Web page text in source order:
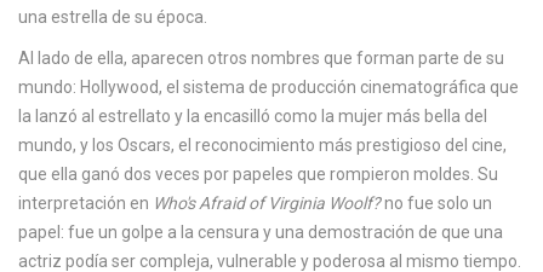
una estrella de su época.
Al lado de ella, aparecen otros nombres que forman parte de su
mundo: Hollywood, el sistema de producción cinematográfica que
la lanzó al estrellato y la encasilló como la mujer más bella del
mundo, y los Oscars, el reconocimiento más prestigioso del cine,
que ella ganó dos veces por papeles que rompieron moldes . Su
interpretación en Who's Afraid of Virginia Woolf?no fue solo un
papel: fue un golpe a la censura y una demostración de que una
actriz podía ser compleja, vulnerable y poderosa al mismo tiempo.